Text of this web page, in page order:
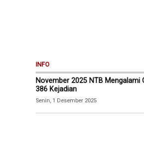
INFO
November 2025 NTB Mengalami
386 Kejadian
Senin, 1 Desember 2025